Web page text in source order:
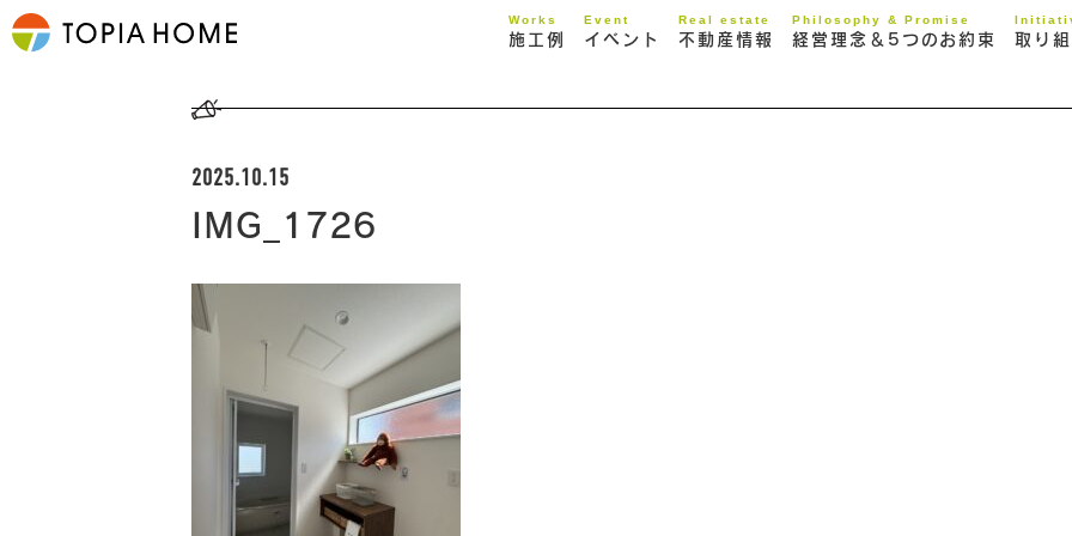
Works
施工例
Event
イベント
Real estate
不動産情報
Philosophy & Promise
経営理念＆5つのお約束 取り
2025.10.15
IMG_1726